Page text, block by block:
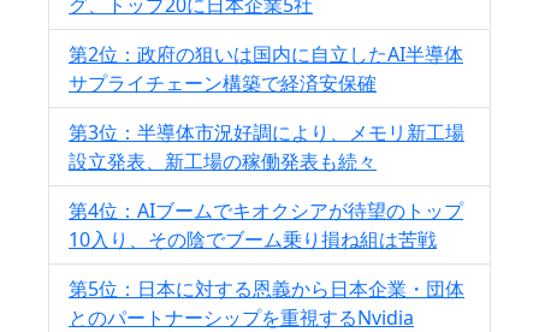
第2位：政府の狙いは国内に自立したAI半導体
サプライチェーン構築で経済安保確
第3位：半導体市況好調により、メモリ新工場
設立発表、新工場の稼働発表も続々
第4位：AIブームでキオクシアが待望のトップ
10入り、その陰でブーム乗り損ね組は苦戦
第5位：日本に対する恩義から日本企業・団体
とのパートナーシップを重視するNvidia